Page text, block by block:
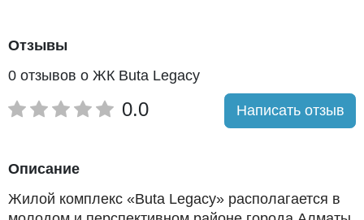
Отзывы
0 отзывов о ЖК Buta Legacy
0.0 Написать отзыв
Описание
Жилой комплекс «Buta Legacy» располагается в